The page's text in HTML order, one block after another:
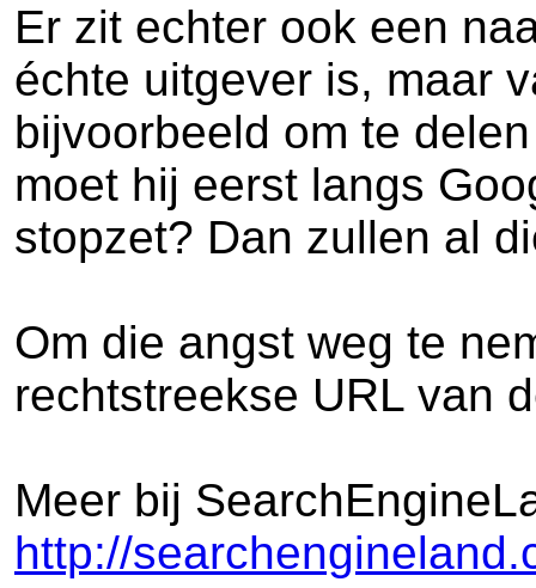
Er zit echter ook een
échte uitgever is, maar
bijvoorbeeld om te
moet hij eerst langs
stopzet? Dan zullen al
Om die angst weg te
rechtstreekse URL van
Meer bij
http://